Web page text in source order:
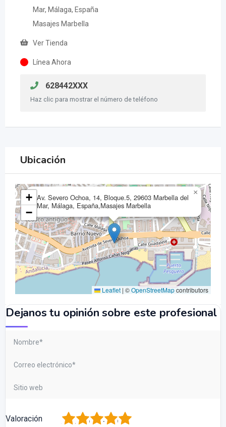
Mar, Málaga, España
Masajes Marbella
Ver Tienda
Línea Ahora
628442XXX
Haz clic para mostrar el número de teléfono
Ubicación
Av. Severo Ochoa, 14, Bloque.5, 29603 Marbella del
Mar, Málaga, España,Masajes Marbella
×
+
−
Leaflet | ©OpenStreetMapcontributors
Dejanos tu opinión sobre este profesional
Valoración 5
4
3
2